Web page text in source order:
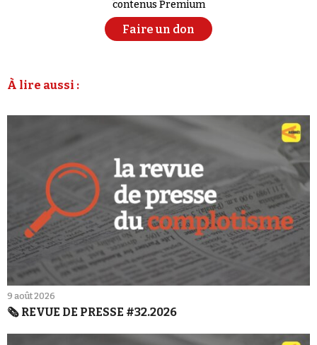
contenus Premium
Faire un don
À lire aussi :
9 août 2026
🗞️ REVUE DE PRESSE #32.2026